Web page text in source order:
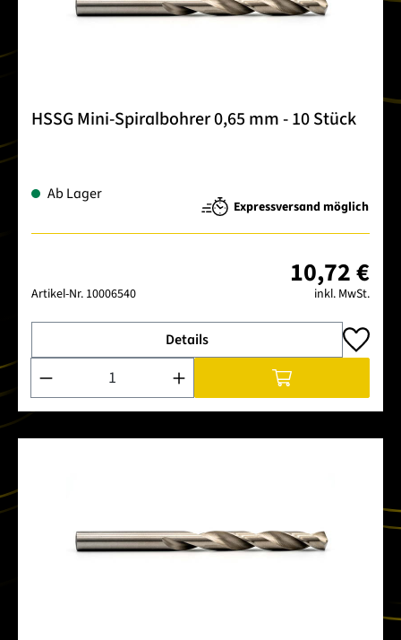
HSSG Mini-Spiralbohrer 0,65 mm - 10 Stück
Ab Lager
Expressversand möglich
Artikel-Nr. 10006540
10,72 €
inkl. MwSt.
Details
Produkt Anzahl: Gib den gewünschten Wert ein oder